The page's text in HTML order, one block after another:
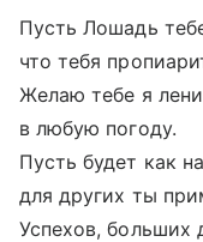
Пусть Лошадь
что тебя
Желаю тебе я
в любую погоду.
Пусть будет как
для других ты
Успехов,